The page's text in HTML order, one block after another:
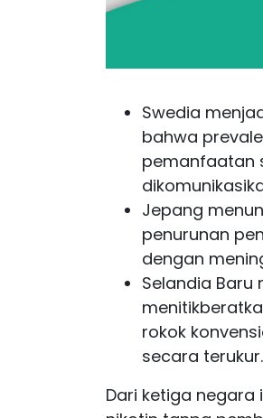
Swedia
bahwa
pemanfaatan
Jepang
penurunan
dengan
Selandia Baru
rokok
secara terukur.
Dari ketiga